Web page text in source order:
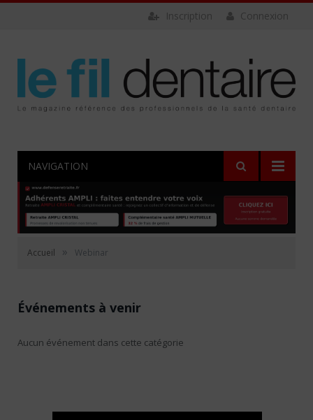
Connexion
Inscription
NAVIGATION
Accueil » Webinar
Événements à venir
Aucun événement dans cette catégorie